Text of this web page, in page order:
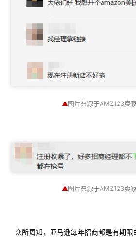
▲图片来源于AMZ123卖
▲图片来源于AMZ123卖
众所周知，亚马逊每年招商都是有期限